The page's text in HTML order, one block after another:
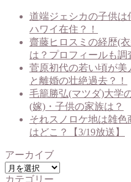
道端ジェシカの子供は
ハワイ在住？！
齋藤ヒロスミの経歴(
は？プロフィールも調
菅原初代の若い頃が
と離婚の壮絶過去？！
毛籠勝弘(マツダ)大学
(嫁)・子供の家族は？
それスノロケ地は雑
はどこ？【3/19放送】
アーカイブ
ア
カテゴリー